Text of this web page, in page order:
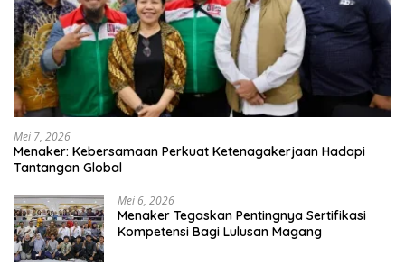
Mei 7, 2026
Menaker: Kebersamaan Perkuat Ketenagakerjaan Hadapi
Tantangan Global
Mei 6, 2026
Menaker Tegaskan Pentingnya Sertifikasi
Kompetensi Bagi Lulusan Magang